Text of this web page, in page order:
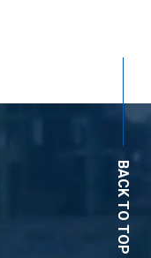
BACK TO TOP